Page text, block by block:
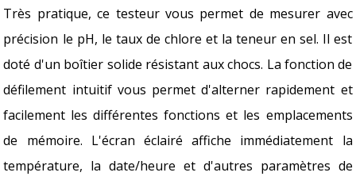
Très pratique, ce testeur vous permet de mesurer avec
précision le pH, le taux de chlore et la teneur en sel. Il est
doté d'un boîtier solide résistant aux chocs. La fonction de
défilement intuitif vous permet d'alterner rapidement et
facilement les différentes fonctions et les emplacements
de mémoire. L'écran éclairé affiche immédiatement la
température, la date/heure et d'autres paramètres de